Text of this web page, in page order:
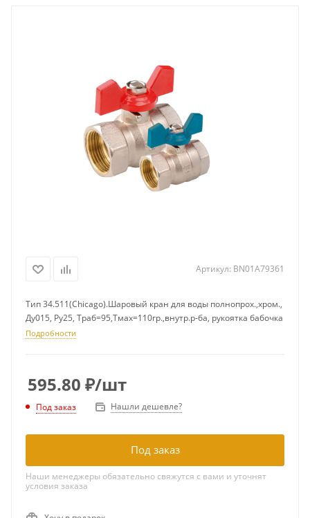
Артикул: BN01A79361
Тип 34.511(Chicago).Шаровый кран для воды полнопрох.,хром.,
Ду015, Ру25, Траб=95,Тмах=110гр.,внутр.р-ба, рукоятка бабочка
Подробности
595.80 ₽/шт
Под заказ Нашли дешевле?
Под заказ
Наши менеджеры обязательно свяжутся с вами и уточнят
условия заказа